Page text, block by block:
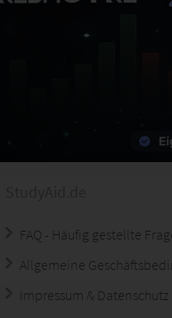
FAQ - Häufig gestellte
Allgemeine
Impressum & Datenschutz